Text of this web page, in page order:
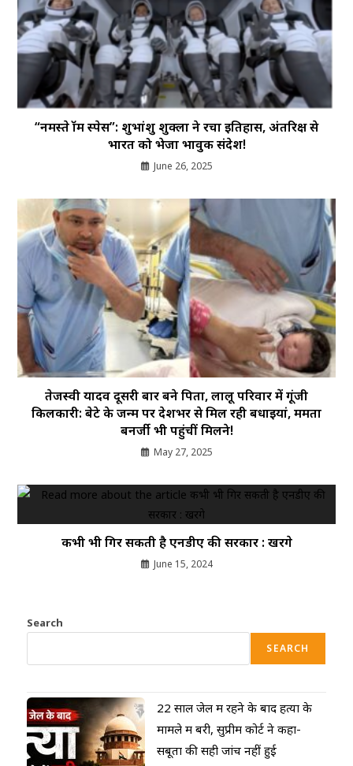
“नमस्ते फ्रॉम स्पेस”: शुभांशु शुक्ला ने रचा इतिहास, अंतरिक्ष से
भारत को भेजा भावुक संदेश!
June 26, 2025
तेजस्वी यादव दूसरी बार बने पिता, लालू परिवार में गूंजी
किलकारी: बेटे के जन्म पर देशभर से मिल रही बधाइयां, ममता
बनर्जी भी पहुंचीं मिलने!
May 27, 2025
कभी भी गिर सकती है एनडीए की सरकार : खरगे
June 15, 2024
Search
SEARCH
22 साल जेल में रहने के बाद हत्या के
मामले में बरी, सुप्रीम कोर्ट ने कहा-
सबूतों की सही जांच नहीं हुई